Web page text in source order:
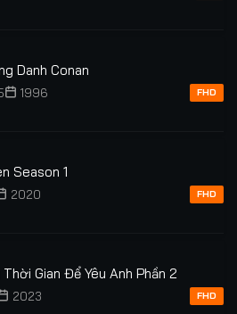
Danh Conan
1996 FHD
Season 1
2020 FHD
Gian Để Yêu Anh Phần 2
2023 FHD